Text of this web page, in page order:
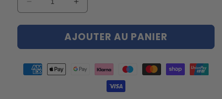
Réduire
la
quantité
Tunnel
Jeu
avec
Augmenter
la
quantité
de
Tunnel
Jeu
Coussin
AJOUTER AU PANIER